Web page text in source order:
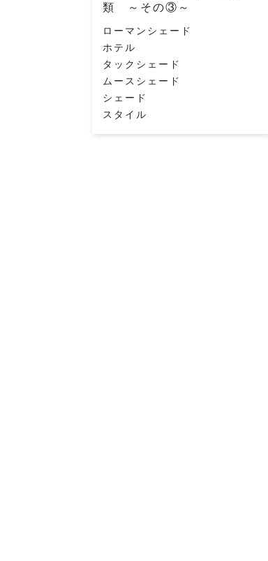
類 ～その③～
ローマンシェード
ホテル
タックシェード
ムースシェード
シェード
スタイル